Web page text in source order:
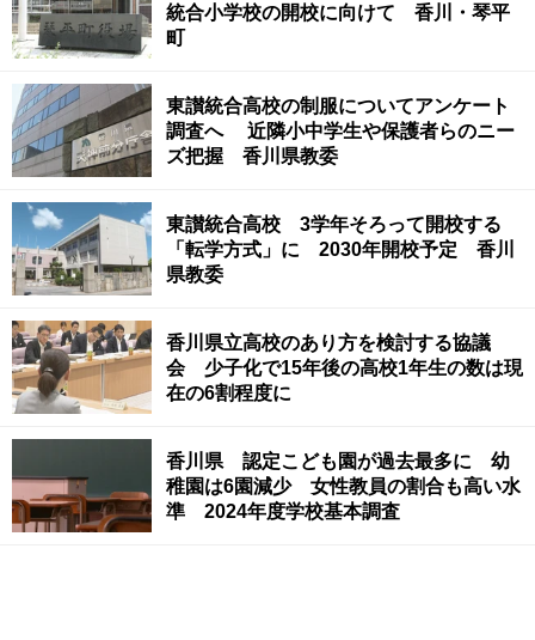
統合小学校の開校に向けて 香川・琴平
町
東讃統合高校の制服についてアンケート
調査へ 近隣小中学生や保護者らのニー
ズ把握 香川県教委
東讃統合高校 3学年そろって開校する
「転学方式」に 2030年開校予定 香川
県教委
香川県立高校のあり方を検討する協議
会 少子化で15年後の高校1年生の数は現
在の6割程度に
香川県 認定こども園が過去最多に 幼
稚園は6園減少 女性教員の割合も高い水
準 2024年度学校基本調査